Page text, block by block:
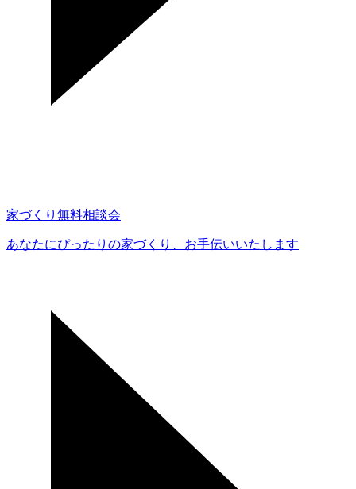
家づくり無料相談会
あなたにぴったりの家づくり、 お手伝いいたします